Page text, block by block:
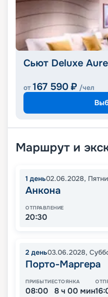
Сьют Deluxe
от 167 590 ₽ /чел
Маршрут и
1 день02.06.2028,
Анкона
ОТПРАВЛЕНИЕ
20:30
2 день03.06.2028,
Порто-Маргера
ПРИБЫТИЕ
08:00
СТОЯНКА
8 ч 00 мин